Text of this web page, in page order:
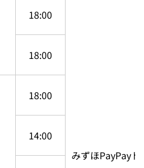
18:00
みずほPayPayド
18:00
18:00
14:00